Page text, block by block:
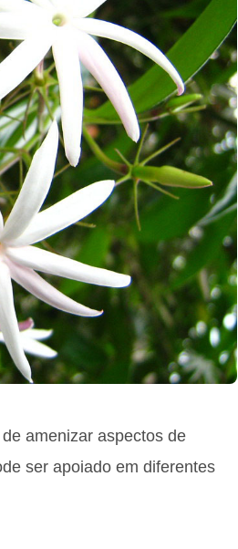
amenizar aspectos de
ser apoiado em diferentes